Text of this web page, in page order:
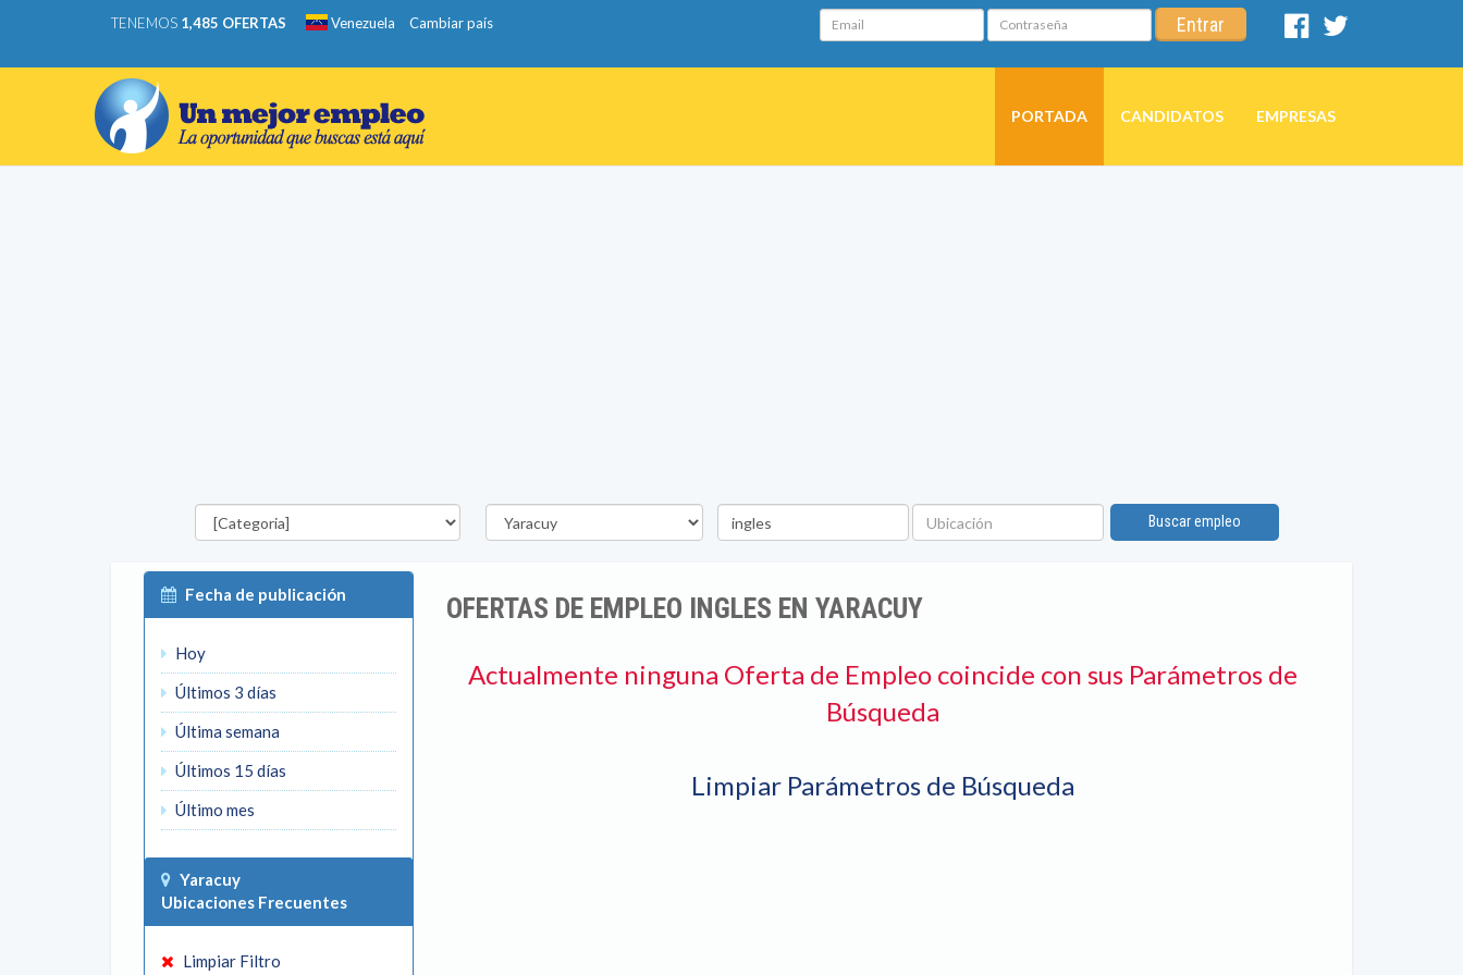
TENEMOS 1,485 OFERTAS Venezuela Cambiar país Email Contraseña Entrar
Facebook
PORTADA CANDIDATOS EMPRESAS
Categorías Estado
Palabra
clave
Ubicación
Buscar empleo
Fecha de publicación
Hoy
Últimos 3 días
Última semana
Últimos 15 días
Último mes
Yaracuy
Ubicaciones Frecuentes
Limpiar Filtro
OFERTAS DE EMPLEO INGLES EN YARACUY
Actualmente ninguna Oferta de Empleo coincide con sus Parámetros de
Búsqueda
Limpiar Parámetros de Búsqueda